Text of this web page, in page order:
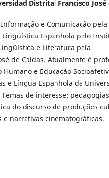
Distrital Francisco José
e Comunicação pela
Lingüística Espanhola pelo
e Literatura pela
de Caldas. Atualmente é
e Educação
e Língua Espanhola da
de interesse: pedagogias
do discurso de produções
narrativas cinematográficas.